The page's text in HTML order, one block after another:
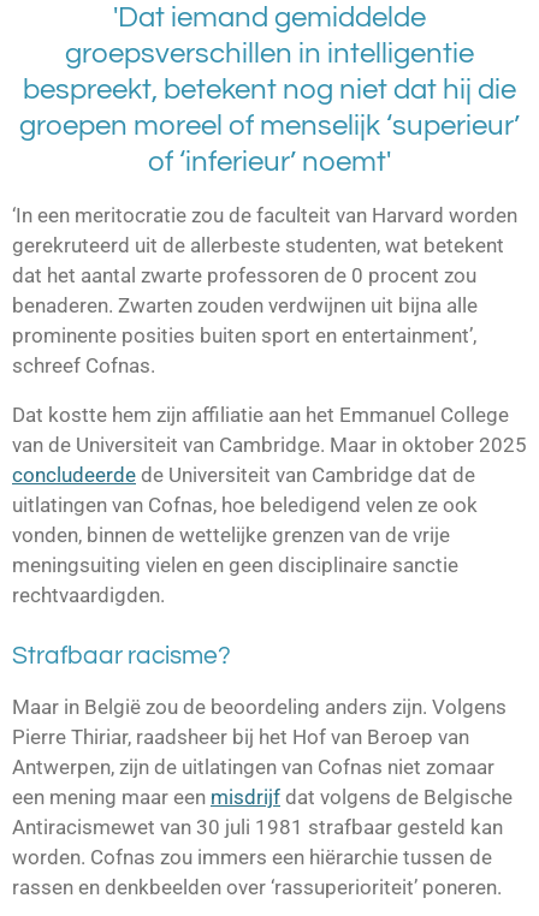
'Dat iemand gemiddelde
groepsverschillen in intelligentie
bespreekt, betekent nog niet dat hij die
groepen moreel of menselijk ‘superieur’
of ‘inferieur’ noemt'
‘In een meritocratie zou de faculteit van Harvard worden
gerekruteerd uit de allerbeste studenten, wat betekent
dat het aantal zwarte professoren de 0 procent zou
benaderen. Zwarten zouden verdwijnen uit bijna alle
prominente posities buiten sport en entertainment’,
schreef Cofnas.
Dat kostte hem zijn affiliatie aan het Emmanuel College
van de Universiteit van Cambridge. Maar in oktober 2025
concludeerde de Universiteit van Cambridge dat de
uitlatingen van Cofnas, hoe beledigend velen ze ook
vonden, binnen de wettelijke grenzen van de vrije
meningsuiting vielen en geen disciplinaire sanctie
rechtvaardigden.
Strafbaar racisme?
Maar in België zou de beoordeling anders zijn. Volgens
Pierre Thiriar, raadsheer bij het Hof van Beroep van
Antwerpen, zijn de uitlatingen van Cofnas niet zomaar
een mening maar een misdrijf dat volgens de Belgische
Antiracismewet van 30 juli 1981 strafbaar gesteld kan
worden. Cofnas zou immers een hiërarchie tussen de
rassen en denkbeelden over ‘rassuperioriteit’ poneren.